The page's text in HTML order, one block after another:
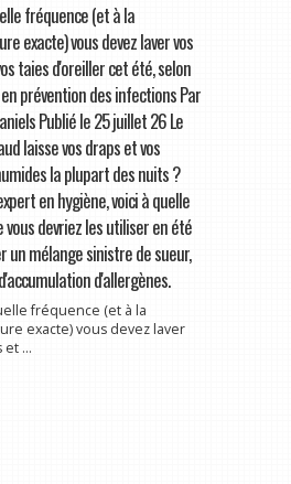
fréquence (et à la
exacte) vous devez laver vos
taies d'oreiller cet été, selon
prévention des infections Par
Publié le 25 juillet 26 Le
laisse vos draps et vos
la plupart des nuits ?
en hygiène, voici à quelle
devriez les utiliser en été
un mélange sinistre de sueur,
d'allergènes.
fréquence (et à la
exacte) vous devez laver
et ...